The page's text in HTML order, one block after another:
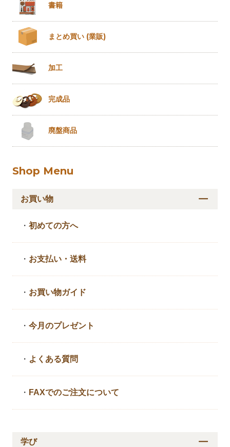
書籍
まとめ買い (業販)
加工
完成品
廃盤商品
Shop Menu
お買い物
・初めての方へ
・ お支払い・送料
・ お買い物ガイド
・今月のプレゼント
・ よくある質問
・ FAXでのご注文について
学び